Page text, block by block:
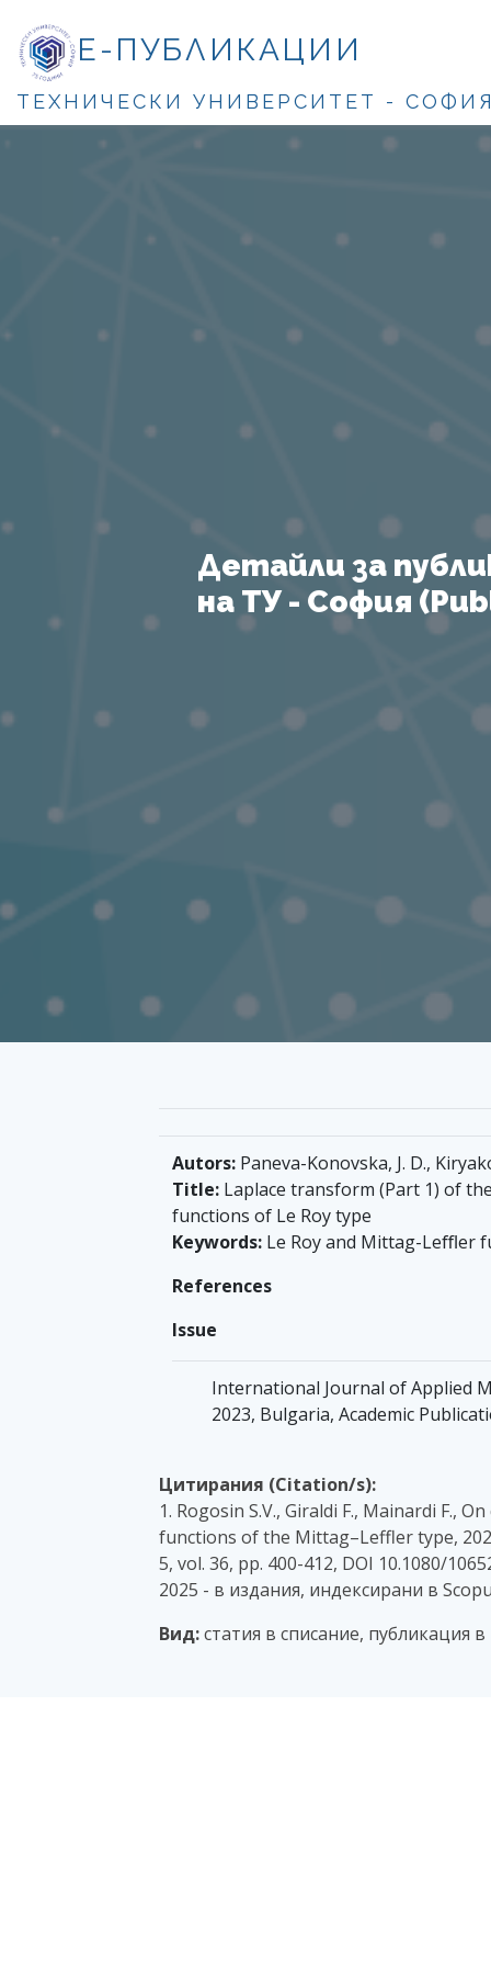
Е-ПУБЛИКАЦИИ
ТЕХНИЧЕСКИ УНИВЕРСИТЕТ -
Детайли за
на ТУ - София
Autors: Paneva-Konovska, J. D.,
Title: Laplace transform (Part 1) of
functions of Le Roy type
Keywords: Le Roy and Mittag-Leﬄer
References
Issue
International Journal of Applied
2023, Bulgaria, Academic
Цитирания (Citation/s):
1. Rogosin S.V., Giraldi F., Mainardi F.,
functions of the Mittag–Leffler type,
5, vol. 36, pp. 400-412, DOI 10.1080/
2025 - в издания, индексирани в
Вид:статия в списание, публикация